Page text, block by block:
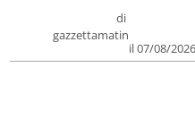
di
gazzettamatin
il 07/08/2026